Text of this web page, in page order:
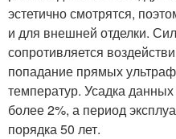
эстетично смотрятся,
и для внешней отделки.
сопротивляется
попадание прямых
температур. Усадка
более 2%, а период
порядка 50 лет.